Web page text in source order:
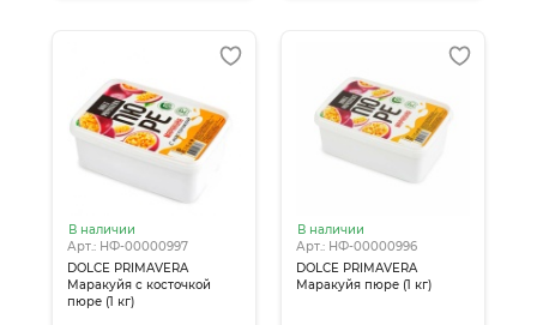
В наличии
Арт.: НФ-00000997
DOLCE PRIMAVERA
Маракуйя с косточкой
пюре (1 кг)
В наличии
Арт.: НФ-00000996
DOLCE PRIMAVERA
Маракуйя пюре (1 кг)